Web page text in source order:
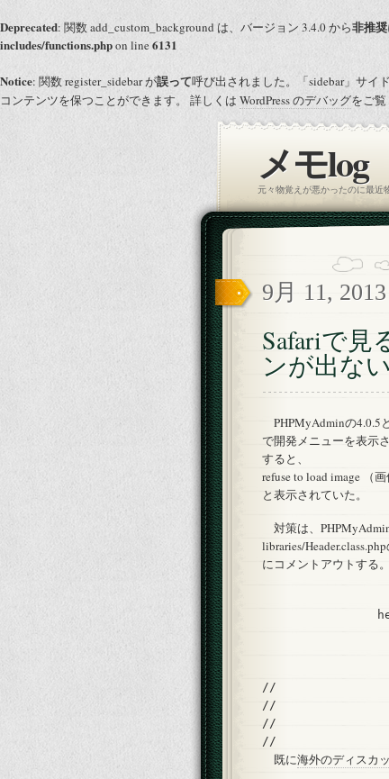
Deprecated: 関数 add_custom_background は、バージョン 3.4.0 から非推奨
includes/functions.phpon line6131
Notice: 関数 register_sidebar が誤って呼び出されました。「sidebar」サイ
コンテンツを保つことができます。 詳しくは WordPress のデバッグをご
メモlog
元々物覚えが悪かったのに最近
9月 11,
Safariで見
ンが出ない
PHPMyAdminの4.0.5
で開発メニューを表示
すると、
refuse to load image （
と表示されていた。
対策は、
libraries/
にコメントアウトする。
//
//                    .
//
既に海外のディスカ